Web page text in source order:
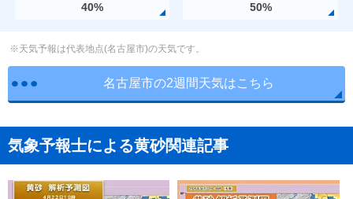
40%
50%
※天気予報は代表地点(名古屋市)の天気です。
名古屋市の2週間天気はこちら
気象予報士による黄砂関連記事